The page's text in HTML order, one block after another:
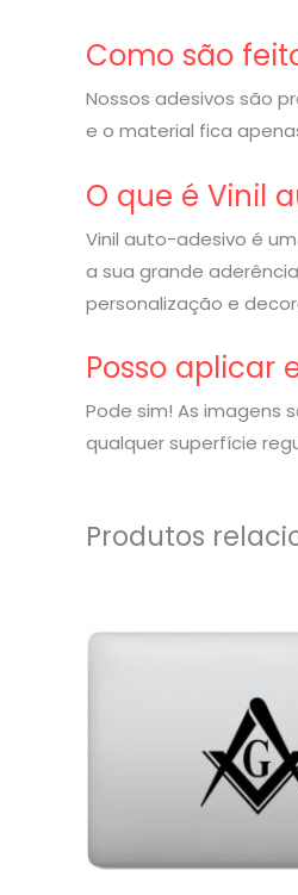
Como são
Nossos adesivos são
e o material fica
O que é Vinil
Vinil auto-adesivo é
a sua grande
personalização e
Posso aplicar
Pode sim! As imagens
qualquer superfície
Produtos